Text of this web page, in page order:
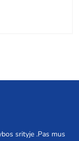
srityje .Pas mus